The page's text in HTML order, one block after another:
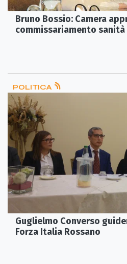
Bruno Bossio: Camera
commissariamento sanità
POLITICA
Guglielmo Converso
Forza Italia Rossano